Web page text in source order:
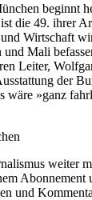
beginnt
die 49. ihrer
Wirtschaft
Mali
Leiter,
der
wäre »ganz
weiter
Abonnement
und